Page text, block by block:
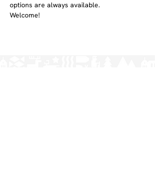
options are always available.
Welcome!